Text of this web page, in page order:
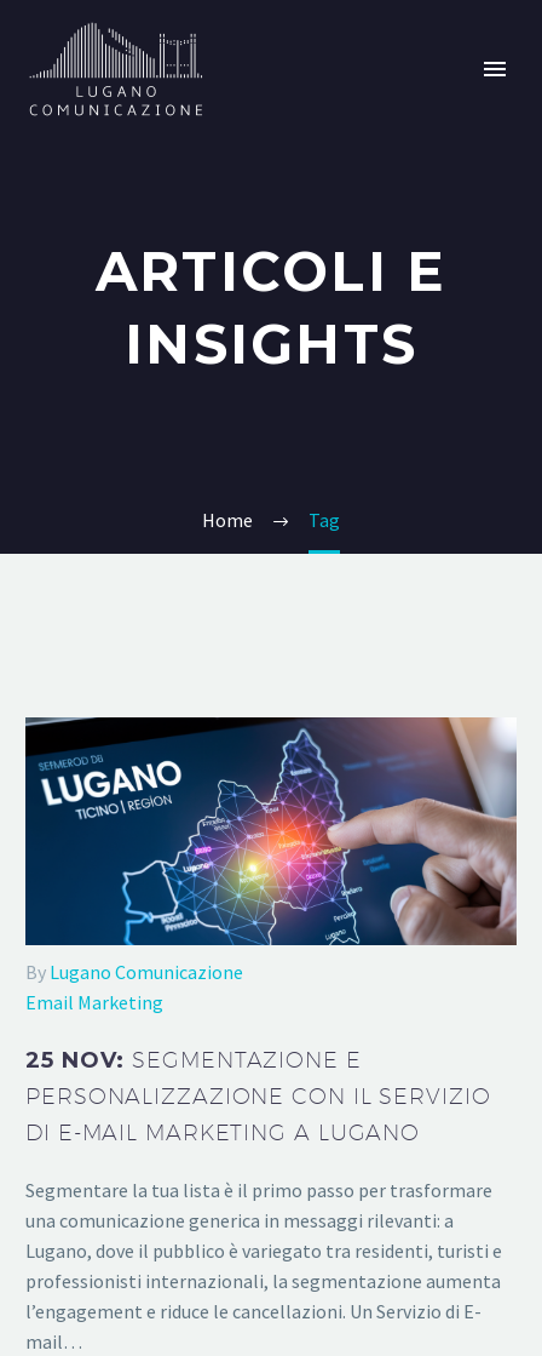
ARTICOLI E
INSIGHTS
Home Tag
By Lugano Comunicazione
Email Marketing
25 NOV: SEGMENTAZIONE E
PERSONALIZZAZIONE CON IL SERVIZIO
DI E-MAIL MARKETING A LUGANO
Segmentare la tua lista è il primo passo per trasformare
una comunicazione generica in messaggi rilevanti: a
Lugano, dove il pubblico è variegato tra residenti, turisti e
professionisti internazionali, la segmentazione aumenta
l’engagement e riduce le cancellazioni. Un Servizio di E-
mail…